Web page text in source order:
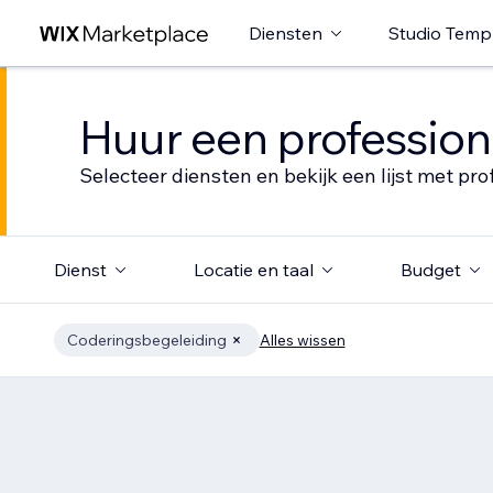
Diensten Studio
Huur een
Selecteer diensten en bekijk een lijst met
Dienst Locatie en taal Budget
Coderingsbegeleiding Alles wissen